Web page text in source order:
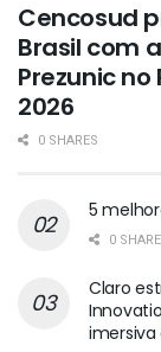
Cencosud
Brasil com
Prezunic
2026
0 SHARES
5
0
Claro